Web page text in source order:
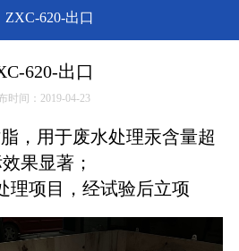
ZXC-620-出口
620-出口
时间：2019-04-23
，用于废水处理汞含量超
果显著；
理项目，经试验后立项